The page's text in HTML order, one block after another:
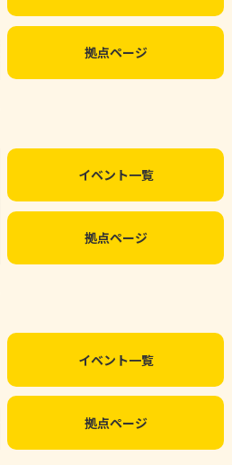
拠点ページ
イベント一覧
拠点ページ
イベント一覧
拠点ページ